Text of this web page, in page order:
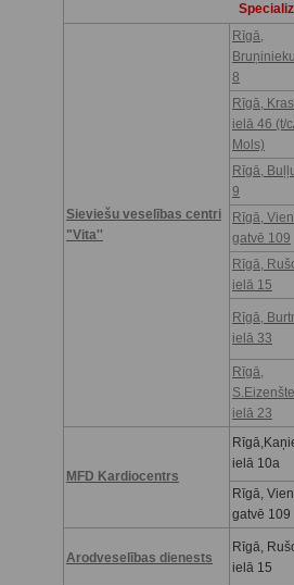
Sieviešu veselības centri
"Vita''
Rīgā,
8
Rīgā,
ielā 46 (t/
Mols)
Rīgā,
9
Rīgā,
gatvē 109
Rīgā,
ielā 15
Rīgā,
ielā 33
Rīgā,
ielā 23
MFD Kardiocentrs
ielā 10a
Rīgā,
gatvē 109
Arodveselības dienests
Rīgā,
ielā 15